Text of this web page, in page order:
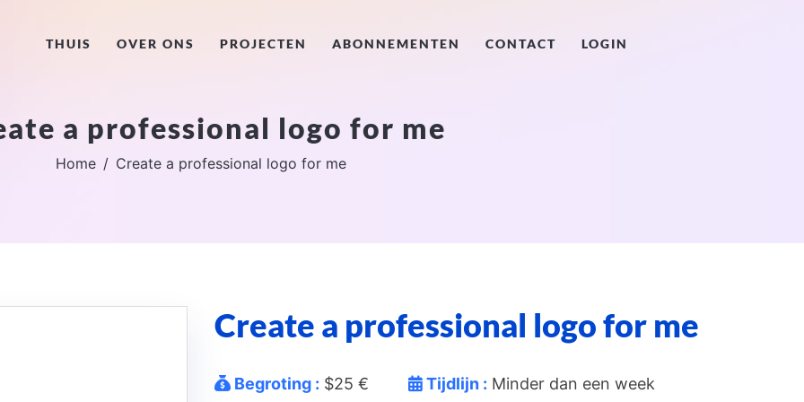
THUIS OVER ONS PROJECTEN ABONNEMENTEN CONTACT LOGIN
a professional logo for me
Home Create a professional logo for me
Create a professional logo for me
Begroting : $25 € Tijdlijn : Minder dan een week